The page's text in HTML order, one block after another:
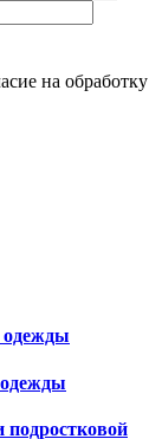
на обработку
одежды
одежды
подростковой